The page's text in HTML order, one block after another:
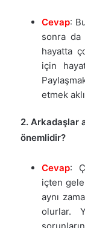
Cevap:
sonra da
hayatta
için
etmek
2. Arkadaşlar
önemlidir?
Cevap:
içten
aynı
olurlar.